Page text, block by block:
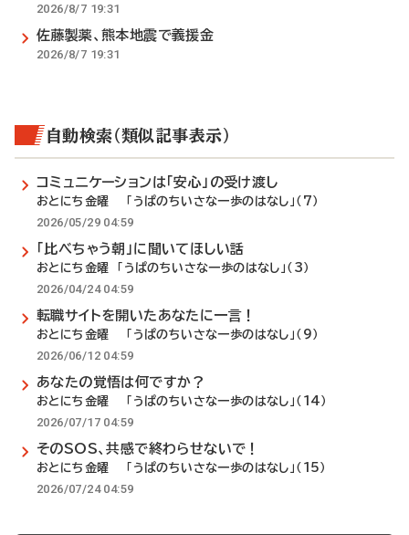
2026/8/7 19:31
佐藤製薬、熊本地震で義援金
2026/8/7 19:31
自動検索（類似記事表示）
コミュニケーションは「安心」の受け渡し
おとにち金曜 「うぱのちいさな一歩のはなし」（7）
2026/05/29 04:59
「比べちゃう朝」に聞いてほしい話
おとにち金曜 「うぱのちいさな一歩のはなし」（3）
2026/04/24 04:59
転職サイトを開いたあなたに一言！
おとにち金曜 「うぱのちいさな一歩のはなし」（9）
2026/06/12 04:59
あなたの覚悟は何ですか？
おとにち金曜 「うぱのちいさな一歩のはなし」（14）
2026/07/17 04:59
そのSOS、共感で終わらせないで！
おとにち金曜 「うぱのちいさな一歩のはなし」（15）
2026/07/24 04:59